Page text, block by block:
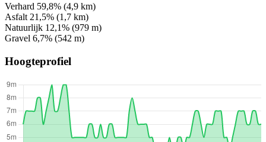
Verhard 59,8% (4,9 km)
Asfalt 21,5% (1,7 km)
Natuurlijk 12,1% (979 m)
Gravel 6,7% (542 m)
Hoogteprofiel